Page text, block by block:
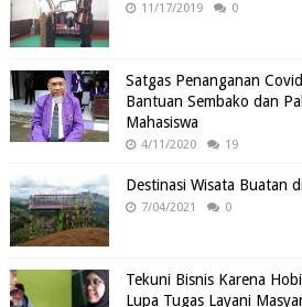
11/17/2019 0
Satgas Penanganan
Bantuan Sembako dan
Mahasiswa
4/11/2020 19
Destinasi Wisata Buatan
7/04/2021 0
Tekuni Bisnis Karena
Lupa Tugas Layani